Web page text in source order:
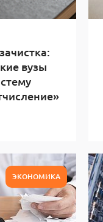
вузы
ЭКОНОМИКА